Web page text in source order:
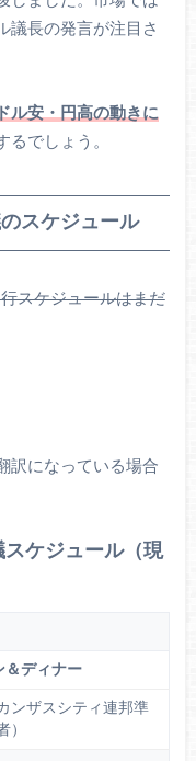
議長の発言が注目さ
ドル安・円高の動きに
るでしょう。
スケジュール
スケジュールはまだ
訳になっている場合
ケジュール（現
＆ディナー
ンザスシティ連邦準
）